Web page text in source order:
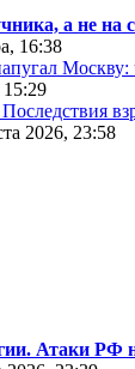
а не на
16:38
Москву:
Последствия
2026, 23:58
Атаки